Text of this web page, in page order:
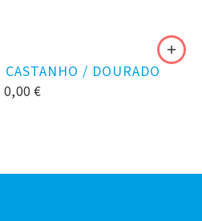
/ DOURADO
0,00 €